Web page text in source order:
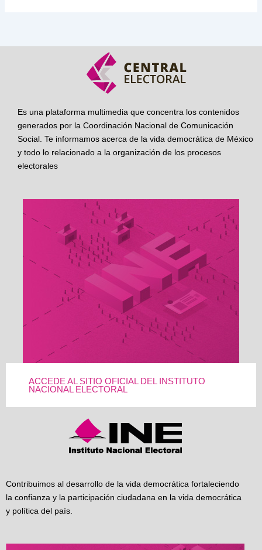
Es una plataforma multimedia que concentra los contenidos
generados por la Coordinación Nacional de Comunicación
Social. Te informamos acerca de la vida democrática de México
y todo lo relacionado a la organización de los procesos
electorales
ACCEDE AL SITIO OFICIAL DEL INSTITUTO
NACIONAL ELECTORAL
Contribuimos al desarrollo de la vida democrática fortaleciendo
la confianza y la participación ciudadana en la vida democrática
y política del país.